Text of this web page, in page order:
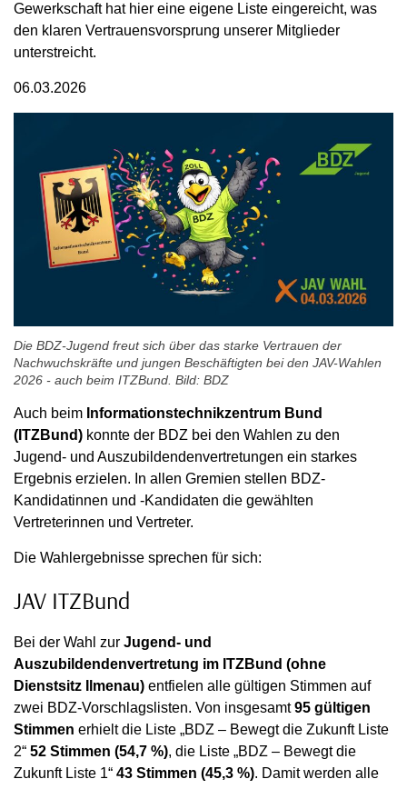
Gewerkschaft hat hier eine eigene Liste eingereicht, was
den klaren Vertrauensvorsprung unserer Mitglieder
unterstreicht.
06.03.2026
Die BDZ-Jugend freut sich über das starke Vertrauen der
Nachwuchskräfte und jungen Beschäftigten bei den JAV-Wahlen
2026 - auch beim ITZBund. Bild: BDZ
Auch beim Informationstechnikzentrum Bund
(ITZBund) konnte der BDZ bei den Wahlen zu den
Jugend- und Auszubildendenvertretungen ein starkes
Ergebnis erzielen. In allen Gremien stellen BDZ-
Kandidatinnen und -Kandidaten die gewählten
Vertreterinnen und Vertreter.
Die Wahlergebnisse sprechen für sich:
JAV ITZBund
Bei der Wahl zur Jugend- und
Auszubildendenvertretung im ITZBund (ohne
Dienstsitz Ilmenau) entfielen alle gültigen Stimmen auf
zwei BDZ-Vorschlagslisten. Von insgesamt95 gültigen
Stimmen erhielt die Liste „BDZ – Bewegt die Zukunft Liste
2“ 52 Stimmen (54,7 %), die Liste „BDZ – Bewegt die
Zukunft Liste 1“ 43 Stimmen (45,3 %). Damit werden alle